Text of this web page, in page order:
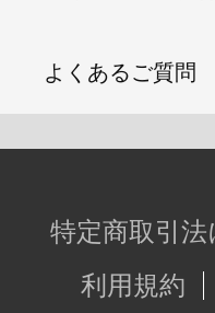
よくあるご質問
特定商取引
利用規約